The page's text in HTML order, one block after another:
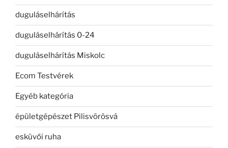
duguláselhárítás
duguláselhárítás 0-24
duguláselhárítás Miskolc
Ecom Testvérek
Egyéb kategória
épületgépészet Pilisvörösvá
esküvői ruha